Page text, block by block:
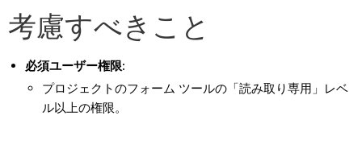
考慮すべきこと
必須ユーザー権限:
プロジェクトのフォーム ツールの「読み取り専用」レベ
ル以上の権限。